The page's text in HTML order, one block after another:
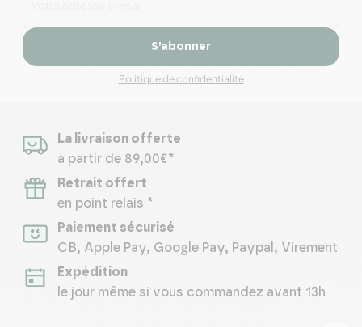
S’abonner
Politique de confidentialité
La livraison offerte
à partir de 89,00€*
Retrait offert
en point relais *
Paiement sécurisé
CB, Apple Pay, Google Pay, Paypal, Virement
Expédition
le jour même si vous commandez avant 13h